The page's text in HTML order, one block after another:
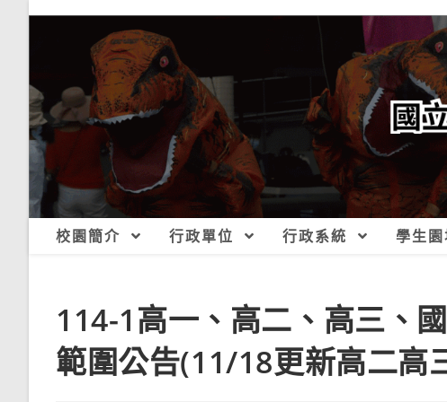
校園簡介 行政單位 行政系統 學生園
114-1高一、高二、高三、
範圍公告(11/18更新高二高